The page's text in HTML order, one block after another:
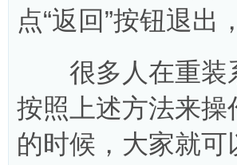
点“返回”按钮退出
很多人在重装系
按照上述方法来
的时候，大家就